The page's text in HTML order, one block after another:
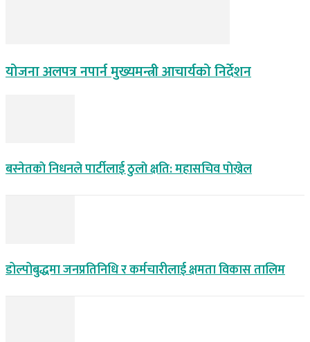
योजना अलपत्र नपार्न मुख्यमन्त्री आचार्यको निर्देशन
बस्नेतकाे निधनले पार्टीलाई ठुलाे क्षति: महासचिव पाेख्रेल
डोल्पोबुद्धमा जनप्रतिनिधि र कर्मचारीलाई क्षमता विकास तालिम